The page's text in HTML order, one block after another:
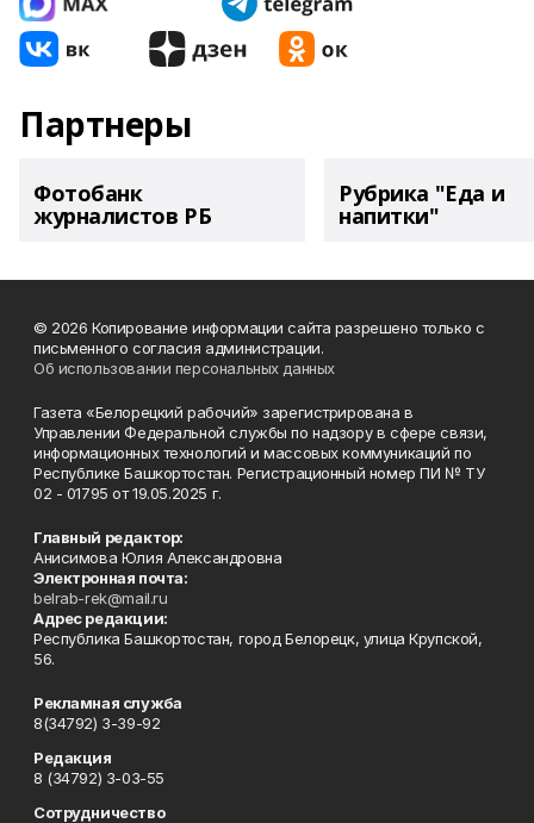
Партнеры
Фотобанк
журналистов РБ
Рубрика "Еда и
напитки"
© 2026 Копирование информации сайта разрешено только с
письменного согласия администрации.
Об использовании персональных данных
Газета «Белорецкий рабочий» зарегистрирована в
Управлении Федеральной службы по надзору в сфере связи,
информационных технологий и массовых коммуникаций по
Республике Башкортостан. Регистрационный номер ПИ № ТУ
02 - 01795 от 19.05.2025 г.
Главный редактор:
Анисимова Юлия Александровна
Электронная почта:
belrab-rek@mail.ru
Адрес редакции:
Республика Башкортостан, город Белорецк, улица Крупской,
56.
Рекламная служба
8(34792) 3-39-92
Редакция
8 (34792) 3-03-55
Сотрудничество